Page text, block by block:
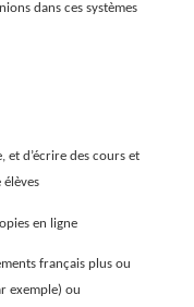
dans ces systèmes
d’écrire des cours et
en ligne
français plus ou
exemple) ou